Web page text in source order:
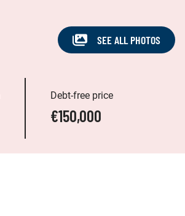
SEE ALL PHOTOS
Debt-free price
€150,000